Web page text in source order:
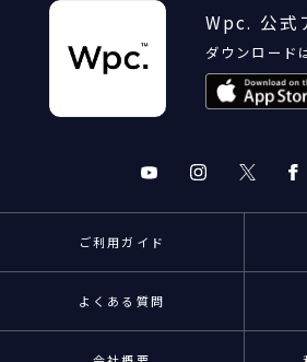
Wpc. 公式
ダウンロード
ご利用ガイド
よくある質問